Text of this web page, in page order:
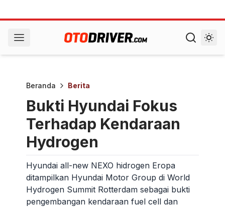
Beranda Berita
Bukti Hyundai Fokus
Terhadap Kendaraan
Hydrogen
Hyundai all-new NEXO hidrogen Eropa
ditampilkan Hyundai Motor Group di World
Hydrogen Summit Rotterdam sebagai bukti
pengembangan kendaraan fuel cell dan